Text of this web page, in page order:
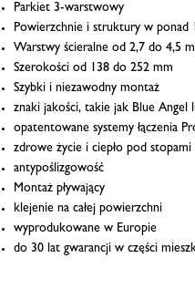
Parkiet 3-warstwowy
Powierzchnie i struktury w ponad
Warstwy ścieralne od 2,7 do 4,5
Szerokości od 138 do 252 mm
Szybki i niezawodny montaż
znaki jakości, takie jak Blue Angel
opatentowane systemy łączenia
zdrowe życie i ciepło pod stopami
antypoślizgowość
Montaż pływający
klejenie na całej powierzchni
wyprodukowane w Europie
do 30 lat gwarancji w części